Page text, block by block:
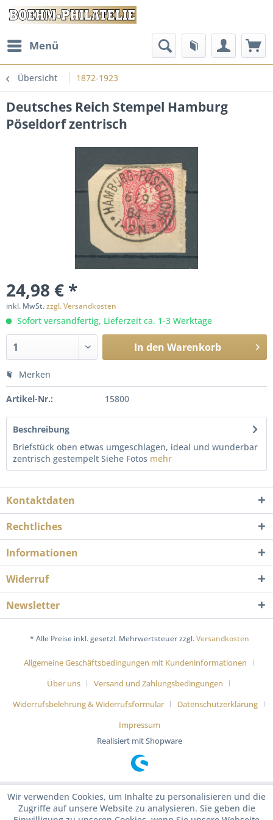
Menü
Übersicht 1872-1923
Deutsches Reich Stempel Hamburg
Pöseldorf zentrisch
24,98 € *
inkl. MwSt.zzgl. Versandkosten
Sofort versandfertig, Lieferzeit ca. 1-3 Werktage
In den Warenkorb
Merken
Artikel-Nr.: 15800
Beschreibung
Briefstück oben etwas umgeschlagen, ideal und wunderbar
zentrisch gestempelt Siehe Fotos mehr
Kontaktdaten
Rechtliches
Informationen
Widerruf
Newsletter
* Alle Preise inkl. gesetzl. Mehrwertsteuer zzgl.Versandkosten
Allgemeine Geschäftsbedingungen mit Kundeninformationen
Über uns
Versand und Zahlungsbedingungen
Widerrufsbelehrung & Widerrufsformular
Datenschutzerklärung
Impressum
Realisiert mit Shopware
Wir verwenden Cookies, um Inhalte zu personalisieren und die
Zugriffe auf unsere Website zu analysieren. Sie geben die